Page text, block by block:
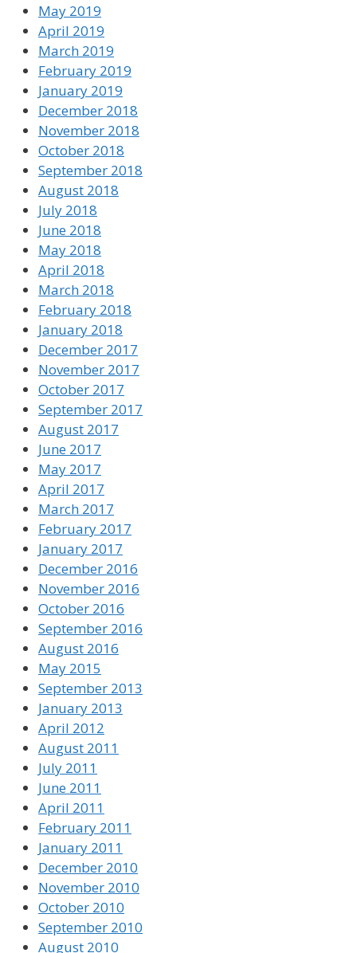
May 2019
April 2019
March 2019
February 2019
January 2019
December 2018
November 2018
October 2018
September 2018
August 2018
July 2018
June 2018
May 2018
April 2018
March 2018
February 2018
January 2018
December 2017
November 2017
October 2017
September 2017
August 2017
June 2017
May 2017
April 2017
March 2017
February 2017
January 2017
December 2016
November 2016
October 2016
September 2016
August 2016
May 2015
September 2013
January 2013
April 2012
August 2011
July 2011
June 2011
April 2011
February 2011
January 2011
December 2010
November 2010
October 2010
September 2010
August 2010